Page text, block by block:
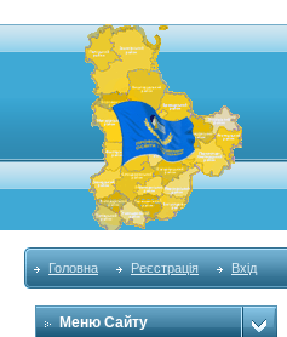
Головна Реєстрація Вхід
Меню Сайту